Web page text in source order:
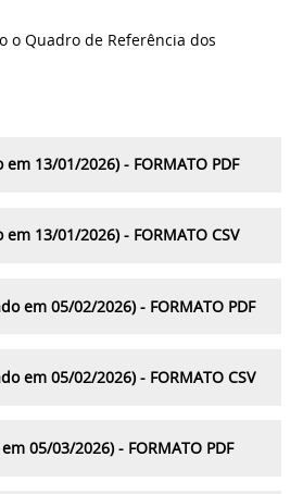
o Quadro de Referência dos
13/01/2026) - FORMATO PDF
13/01/2026) - FORMATO CSV
em 05/02/2026) - FORMATO PDF
em 05/02/2026) - FORMATO CSV
05/03/2026) - FORMATO PDF